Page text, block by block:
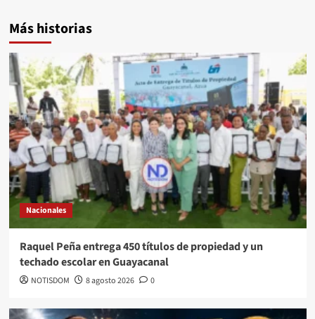
Más historias
Nacionales
Raquel Peña entrega 450 títulos de propiedad y un
techado escolar en Guayacanal
NOTISDOM 8 agosto 2026 0